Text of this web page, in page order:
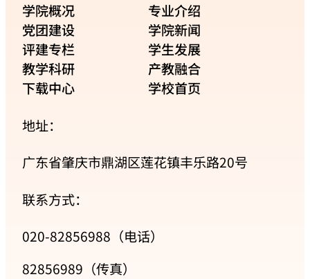
地址：
广东省肇庆市鼎湖区莲花镇丰乐路20号
联系方式：
020-82856988（电话）
82856989（传真）
学院概况
专业介绍
党团建设
学院新闻
评建专栏
学生发展
教学科研
产教融合
下载中心
学校首页